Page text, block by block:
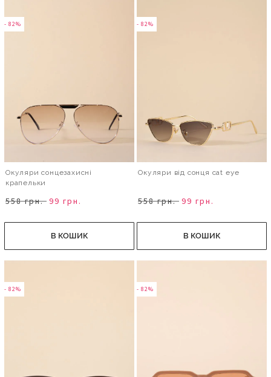
- 82%
Окуляри сонцезахисні
крапельки
558 грн. 99 грн.
В КОШИК
- 82%
Окуляри від сонця cat eye
558 грн. 99 грн.
В КОШИК
- 82% - 82%